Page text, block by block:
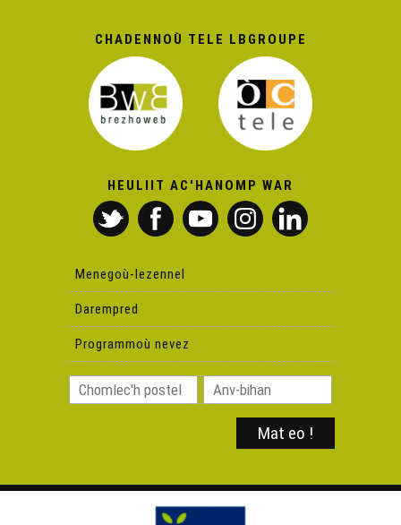
CHADENNOÙ TELE LBGROUPE
HEULIIT AC'HANOMP WAR
Menegoù-lezennel
Darempred
Programmoù nevez